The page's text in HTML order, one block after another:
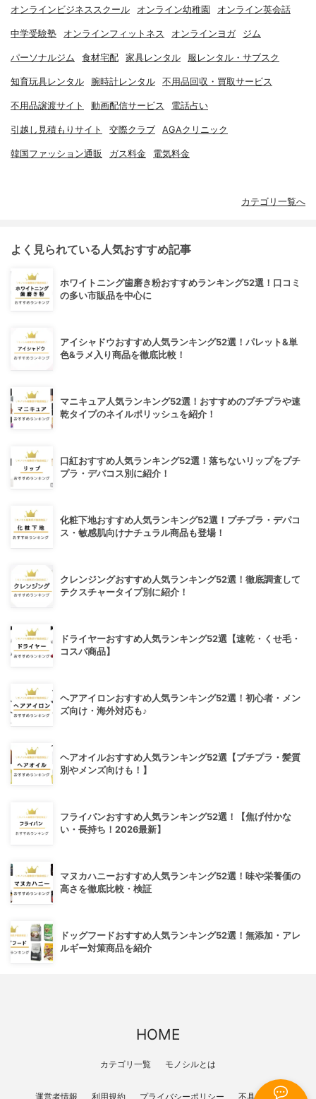
オンラインビジネススクール オンライン幼稚園 オンライン英会話
中学受験塾 オンラインフィットネス オンラインヨガ ジム
パーソナルジム 食材宅配 家具レンタル 服レンタル・サブスク
知育玩具レンタル 腕時計レンタル 不用品回収・買取サービス
不用品譲渡サイト 動画配信サービス 電話占い
引越し見積もりサイト 交際クラブ AGAクリニック
韓国ファッション通販 ガス料金 電気料金
カテゴリ一覧へ
よく見られている人気おすすめ記事
ホワイトニング歯磨き粉おすすめランキング52選！口コミ
の多い市販品を中心に
アイシャドウおすすめ人気ランキング52選！パレット&単
色&ラメ入り商品を徹底比較！
マニキュア人気ランキング52選！おすすめのプチプラや速
乾タイプのネイルポリッシュを紹介！
口紅おすすめ人気ランキング52選！落ちないリップをプチ
プラ・デパコス別に紹介！
化粧下地おすすめ人気ランキング52選！プチプラ・デパコ
ス・敏感肌向けナチュラル商品も登場！
クレンジングおすすめ人気ランキング52選！徹底調査して
テクスチャータイプ別に紹介！
ドライヤーおすすめ人気ランキング52選【速乾・くせ毛・
コスパ商品】
ヘアアイロンおすすめ人気ランキング52選！初心者・メン
ズ向け・海外対応も♪
ヘアオイルおすすめ人気ランキング52選【プチプラ・髪質
別やメンズ向けも！】
フライパンおすすめ人気ランキング52選！【焦げ付かな
い・長持ち！2026最新】
マヌカハニーおすすめ人気ランキング52選！味や栄養価の
高さを徹底比較・検証
ドッグフードおすすめ人気ランキング52選！無添加・アレ
ルギー対策商品を紹介
HOME
カテゴリ一覧 モノシルとは
運営者情報 利用規約 プライバシーポリシー 不具合報告